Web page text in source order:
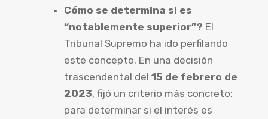
Cómo se determina si es
“notablemente superior”? El
Tribunal Supremo ha ido perfilando
este concepto. En una decisión
trascendental del 15 de febrero de
2023, fijó un criterio más concreto:
para determinar si el interés es